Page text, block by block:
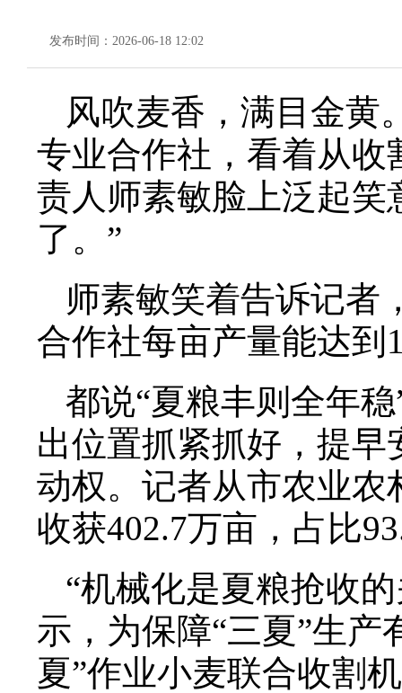
发布时间：2026-06-18 12:02
风吹麦香，满目金黄
专业合作社，看着从
责人师素敏脸上泛起笑
了。”
师素敏笑着告诉记者
合作社每亩产量能达到
都说“夏粮丰则全年
出位置抓紧抓好，提
动权。记者从市农业农
收获402.7万亩，占比
“机械化是夏粮抢收
示，为保障“三夏”生
夏”作业小麦联合收割